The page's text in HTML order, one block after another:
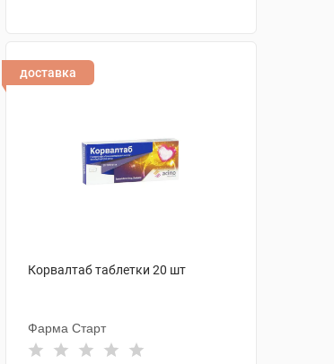
доставка
Корвалтаб таблетки 20 шт
Фарма Старт